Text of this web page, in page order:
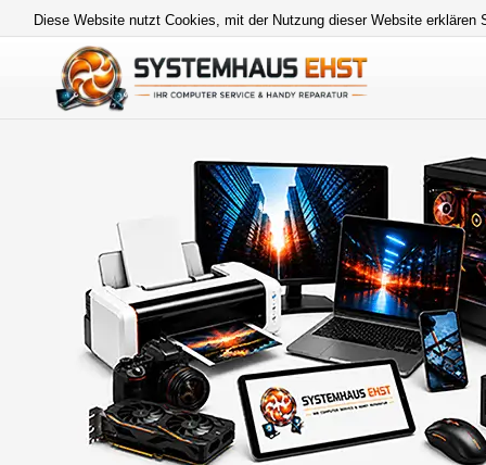
Diese Website nutzt Cookies, mit der Nutzung dieser Website